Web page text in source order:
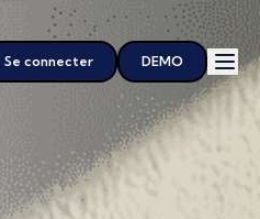
Se connecter DEMO